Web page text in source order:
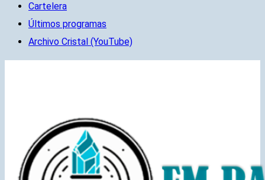
Cartelera
Últimos programas
Archivo Cristal (YouTube)